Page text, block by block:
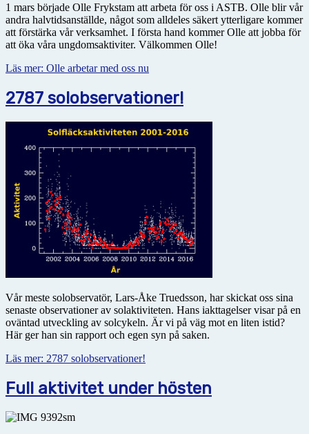
1 mars började Olle Frykstam att arbeta för oss i ASTB. Olle blir vår
andra halvtidsanställde, något som alldeles säkert ytterligare kommer
att förstärka vår verksamhet. I första hand kommer Olle att jobba för
att öka våra ungdomsaktiviter. Välkommen Olle!
Läs mer: Olle arbetar med oss nu
2787 solobservationer!
Vår meste solobservatör, Lars-Åke Truedsson, har skickat oss sina
senaste observationer av solaktiviteten. Hans iakttagelser visar på en
oväntad utveckling av solcykeln. Är vi på väg mot en liten istid?
Här ger han sin rapport och egen syn på saken.
Läs mer: 2787 solobservationer!
Full aktivitet under hösten